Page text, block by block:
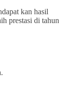
kan hasil
prestasi di tahun